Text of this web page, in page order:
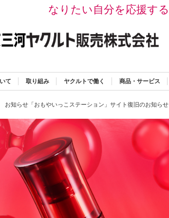
なりたい自分を応援する
て 取り組み ヤクルトで働く 商品・サービス
お知らせ「おもやいっこステーション」サイト復旧のお知らせ